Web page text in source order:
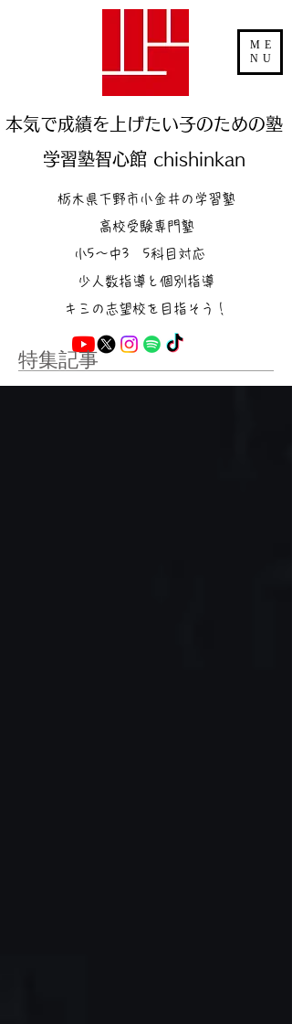
本気で成績を上げたい子のための塾
学習塾智心館 chishinkan
ME
NU
栃木県下野市小金井の学習塾
高校受験専門塾
小5～中3 5科目対応
少人数指導と個別指導
キミの志望校を目指そう！
特集記事